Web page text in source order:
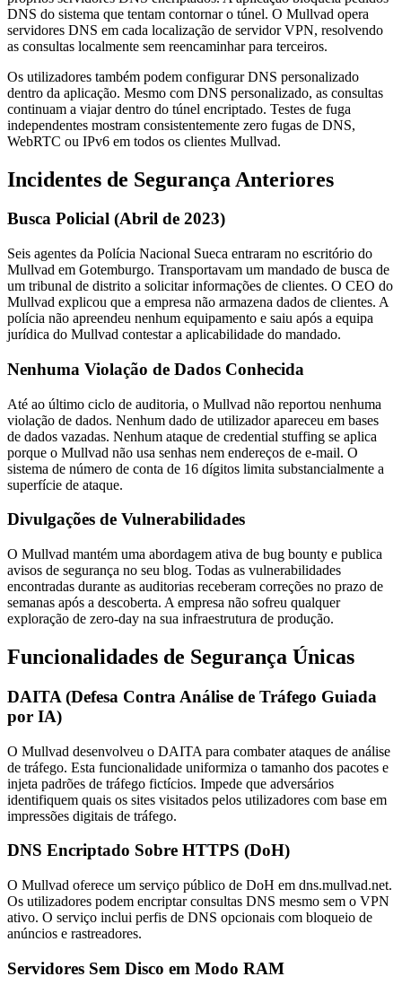
DNS do sistema que tentam contornar o túnel. O Mullvad opera
servidores DNS em cada localização de servidor VPN, resolvendo
as consultas localmente sem reencaminhar para terceiros.
Os utilizadores também podem configurar DNS personalizado
dentro da aplicação. Mesmo com DNS personalizado, as consultas
continuam a viajar dentro do túnel encriptado. Testes de fuga
independentes mostram consistentemente zero fugas de DNS,
WebRTC ou IPv6 em todos os clientes Mullvad.
Incidentes de Segurança Anteriores
Busca Policial (Abril de 2023)
Seis agentes da Polícia Nacional Sueca entraram no escritório do
Mullvad em Gotemburgo. Transportavam um mandado de busca de
um tribunal de distrito a solicitar informações de clientes. O CEO do
Mullvad explicou que a empresa não armazena dados de clientes. A
polícia não apreendeu nenhum equipamento e saiu após a equipa
jurídica do Mullvad contestar a aplicabilidade do mandado.
Nenhuma Violação de Dados Conhecida
Até ao último ciclo de auditoria, o Mullvad não reportou nenhuma
violação de dados. Nenhum dado de utilizador apareceu em bases
de dados vazadas. Nenhum ataque de credential stuffing se aplica
porque o Mullvad não usa senhas nem endereços de e-mail. O
sistema de número de conta de 16 dígitos limita substancialmente a
superfície de ataque.
Divulgações de Vulnerabilidades
O Mullvad mantém uma abordagem ativa de bug bounty e publica
avisos de segurança no seu blog. Todas as vulnerabilidades
encontradas durante as auditorias receberam correções no prazo de
semanas após a descoberta. A empresa não sofreu qualquer
exploração de zero-day na sua infraestrutura de produção.
Funcionalidades de Segurança Únicas
DAITA (Defesa Contra Análise de Tráfego Guiada
por IA)
O Mullvad desenvolveu o DAITA para combater ataques de análise
de tráfego. Esta funcionalidade uniformiza o tamanho dos pacotes e
injeta padrões de tráfego fictícios. Impede que adversários
identifiquem quais os sites visitados pelos utilizadores com base em
impressões digitais de tráfego.
DNS Encriptado Sobre HTTPS (DoH)
O Mullvad oferece um serviço público de DoH em dns.mullvad.net.
Os utilizadores podem encriptar consultas DNS mesmo sem o VPN
ativo. O serviço inclui perfis de DNS opcionais com bloqueio de
anúncios e rastreadores.
Servidores Sem Disco em Modo RAM